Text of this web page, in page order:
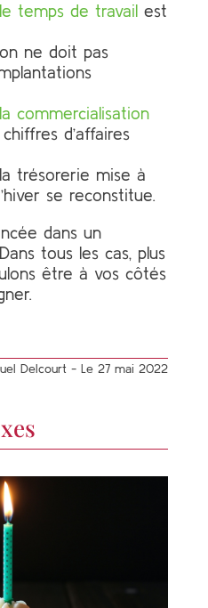
le temps de travailest
ne doit pas
la commercialisation
d’affaires
trésorerie mise à
se reconstitue.
dans un
tous les cas, plus
être à vos côtés
Delcourt - Le 27 mai 2022